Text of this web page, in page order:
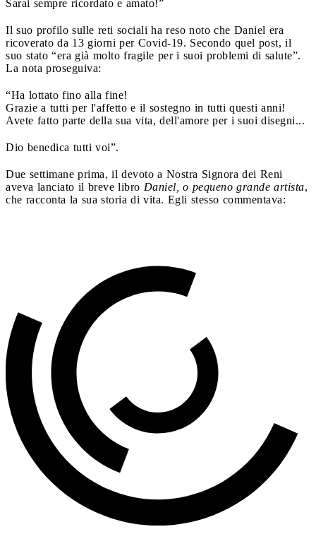
Sarai sempre ricordato e amato!”
Il suo profilo sulle reti sociali ha reso noto che Daniel era
ricoverato da 13 giorni per Covid-19. Secondo quel post, il
suo stato “era già molto fragile per i suoi problemi di salute”.
La nota proseguiva:
“Ha lottato fino alla fine!
Grazie a tutti per l'affetto e il sostegno in tutti questi anni!
Avete fatto parte della sua vita, dell'amore per i suoi disegni...
Dio benedica tutti voi”.
Due settimane prima, il devoto a Nostra Signora dei Reni
aveva lanciato il breve libro Daniel, o pequeno grande artista,
che racconta la sua storia di vita. Egli stesso commentava: